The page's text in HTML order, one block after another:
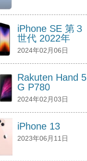
iPhone SE 第３
世代 2022年
2024年02月06日
Rakuten Hand 5
G P780
2024年02月03日
iPhone 13
2023年06月11日